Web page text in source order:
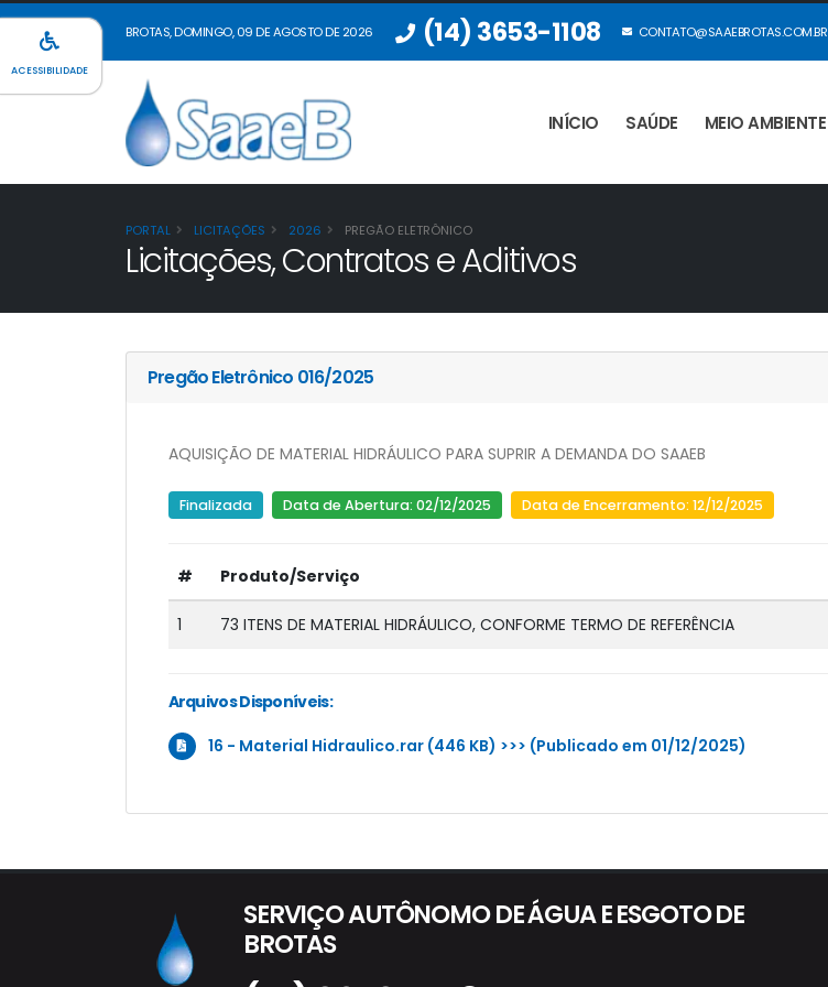
BROTAS, DOMINGO, 09 DE AGOSTO DE 2026 (14) 3653-1108 CONTATO@SAAEBROTAS.COM.BR
INÍCIO SAÚDE MEIO AMBIENTE
PORTAL LICITAÇÕES 2026 PREGÃO ELETRÔNICO
Licitações, Contratos e Aditivos
Pregão Eletrônico 016/2025
AQUISIÇÃO DE MATERIAL HIDRÁULICO PARA SUPRIR A DEMANDA DO SAAEB
Finalizada Data de Abertura: 02/12/2025 Data de Encerramento: 12/12/2025
# Produto/Serviço
1 73 ITENS DE MATERIAL HIDRÁULICO, CONFORME TERMO DE REFERÊNCIA
Arquivos Disponíveis:
16 - Material Hidraulico.rar (446 KB) >>> (Publicado em 01/12/2025)
SERVIÇO AUTÔNOMO DE ÁGUA E ESGOTO DE
BROTAS
ACESSIBILIDADE